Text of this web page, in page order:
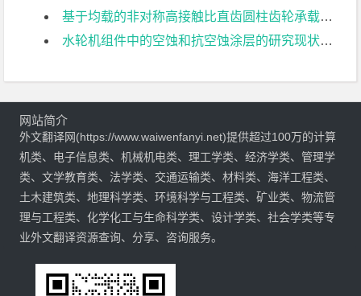
基于均载的非对称高接触比直齿圆柱齿轮承载能力研究.外文翻译资料
水轮机组件中的空蚀和抗空蚀涂层的研究现状和发展需求外文翻译资料
网站简介
外文翻译网(https://www.waiwenfanyi.net)提供超过100万的计算
机类、电子信息类、机械机电类、理工学类、经济学类、管理学
类、文学教育类、法学类、交通运输类、材料类、海洋工程类、
土木建筑类、地理科学类、环境科学与工程类、矿业类、物流管
理与工程类、化学化工与生命科学类、设计学类、社会学类等专
业外文翻译资源查询、分享、咨询服务。